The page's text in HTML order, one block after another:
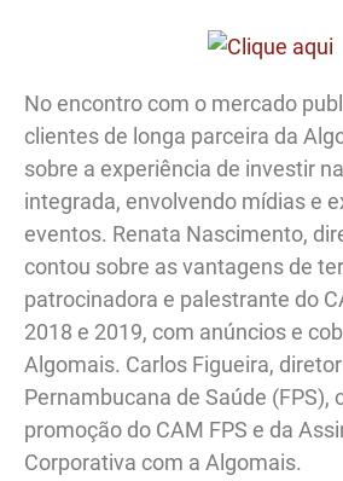
No encontro com o mercado
clientes de longa parceira da
sobre a experiência de investir
integrada, envolvendo mídias e
eventos. Renata Nascimento,
contou sobre as vantagens de
patrocinadora e palestrante do
2018 e 2019, com anúncios e
Algomais. Carlos Figueira,
Pernambucana de Saúde (FPS),
promoção do CAM FPS e da
Corporativa com a Algomais.